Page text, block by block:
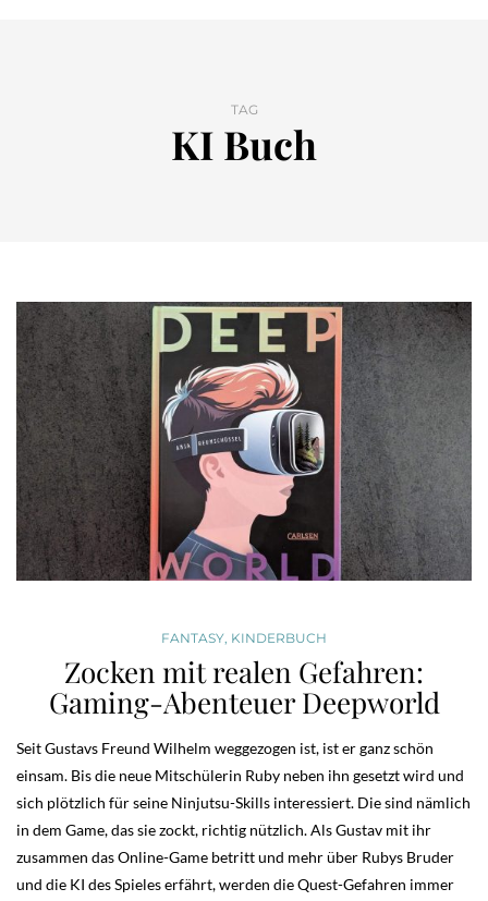
TAG
KI Buch
FANTASY, KINDERBUCH
Zocken mit realen Gefahren:
Gaming-Abenteuer Deepworld
Seit Gustavs Freund Wilhelm weggezogen ist, ist er ganz schön
einsam. Bis die neue Mitschülerin Ruby neben ihn gesetzt wird und
sich plötzlich für seine Ninjutsu-Skills interessiert. Die sind nämlich
in dem Game, das sie zockt, richtig nützlich. Als Gustav mit ihr
zusammen das Online-Game betritt und mehr über Rubys Bruder
und die KI des Spieles erfährt, werden die Quest-Gefahren immer